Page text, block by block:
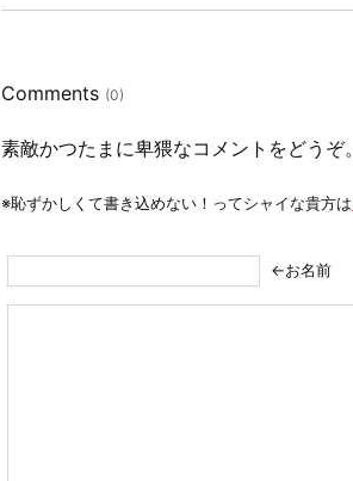
Comments (0)
素敵かつたまに卑猥なコメントをどうぞ。
※恥ずかしくて書き込めない！ってシャイな貴方は
←お名前